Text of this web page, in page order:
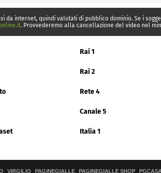
da internet, quindi valutati di pubblico dominio. Se i
. Provvederemo alla cancellazione del video nel
Rai 1
Rai 2
Rete 4
Canale 5
Italia 1
VIRGILIO PAGINEGIALLE PAGINEGIALLE SHOP PGCASA